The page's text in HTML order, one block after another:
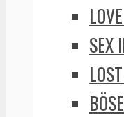
SEX